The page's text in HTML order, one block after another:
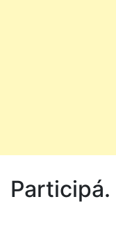
Participá.